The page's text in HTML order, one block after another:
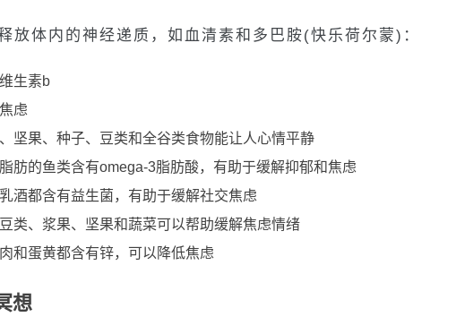
放体内的神经递质，如血清素和多巴胺(快乐荷尔蒙)：
生素b
虑
坚果、种子、豆类和全谷类食物能让人心情平静
肪的鱼类含有omega-3脂肪酸，有助于缓解抑郁和焦虑
酒都含有益生菌，有助于缓解社交焦虑
类、浆果、坚果和蔬菜可以帮助缓解焦虑情绪
和蛋黄都含有锌，可以降低焦虑
想